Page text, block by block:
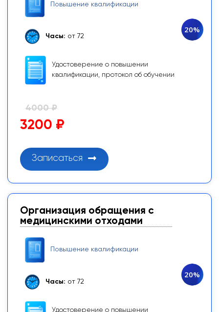
Повышение квалификации
Часы: от 72
Удостоверение о повышении
квалификации, протокол об обучении
20%
4000 ₽
3200 ₽
Записаться
Организация обращения с
медицинскими отходами
Повышение квалификации
Часы: от 72
Удостоверение о повышении
20%